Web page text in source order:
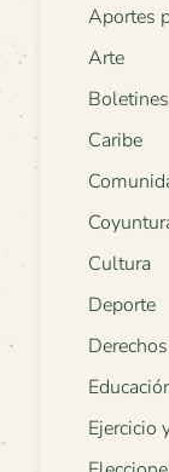
Aportes
Arte
Boletines
Caribe
Cultura
Deporte
Derechos
Ejercicio